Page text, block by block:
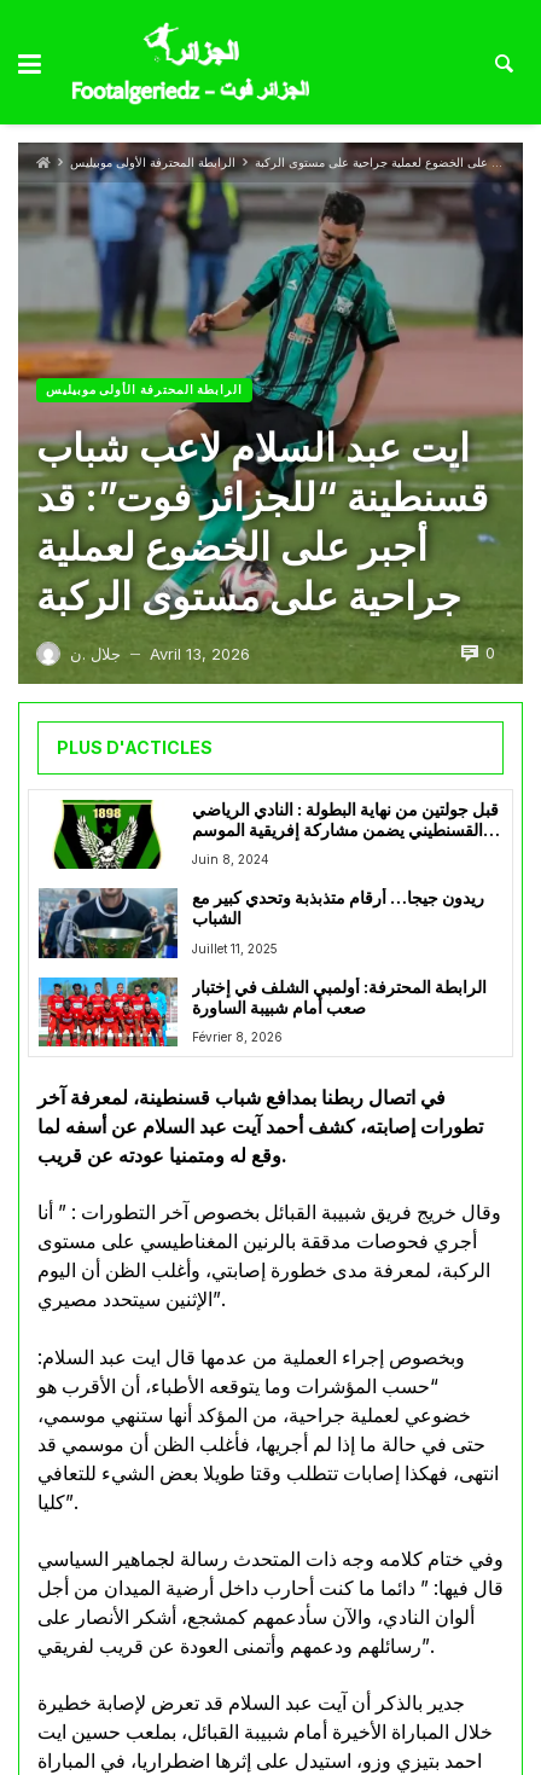
الرابطة المحترفة الأولى موبيليس ايت عبد السلام لاعب شباب قسنطينة “للجزائر فوت”: قد أجبر على الخضوع لعملية جراحية على مستوى الركبة
الرابطة المحترفة الأولى موبيليس
ايت عبد السلام لاعب شباب
قسنطينة “للجزائر فوت”: قد
أجبر على الخضوع لعملية
جراحية على مستوى الركبة
جلال .ن — Avril 13, 2026 0
PLUS D'ACTICLES
قبل جولتين من نهاية البطولة : النادي الرياضي
القسنطيني يضمن مشاركة إفريقية الموسم
القادم
Juin 8, 2024
ريدون جيجا… أرقام متذبذبة وتحدي كبير مع
الشباب
Juillet 11, 2025
الرابطة المحترفة: أولمبي الشلف في إختبار
صعب أمام شبيبة الساورة
Février 8, 2026
في اتصال ربطنا بمدافع شباب قسنطينة، لمعرفة آخر
تطورات إصابته، كشف أحمد آيت عبد السلام عن أسفه لما
وقع له ومتمنيا عودته عن قريب.
وقال خريج فريق شبيبة القبائل بخصوص آخر التطورات : ” أنا
أجري فحوصات مدققة بالرنين المغناطيسي على مستوى
الركبة، لمعرفة مدى خطورة إصابتي، وأغلب الظن أن اليوم
الإثنين سيتحدد مصيري”.
وبخصوص إجراء العملية من عدمها قال ايت عبد السلام:
“حسب المؤشرات وما يتوقعه الأطباء، أن الأقرب هو
خضوعي لعملية جراحية، من المؤكد أنها ستنهي موسمي،
حتى في حالة ما إذا لم أجريها، فأغلب الظن أن موسمي قد
انتهى، فهكذا إصابات تتطلب وقتا طويلا بعض الشيء للتعافي
كليا”.
وفي ختام كلامه وجه ذات المتحدث رسالة لجماهير السياسي
قال فيها: ” دائما ما كنت أحارب داخل أرضية الميدان من أجل
ألوان النادي، والآن سأدعمهم كمشجع، أشكر الأنصار على
رسائلهم ودعمهم وأتمنى العودة عن قريب لفريقي”.
جدير بالذكر أن آيت عبد السلام قد تعرض لإصابة خطيرة
خلال المباراة الأخيرة أمام شبيبة القبائل، بملعب حسين ايت
احمد بتيزي وزو، استيدل على إثرها اضطراريا، في المباراة